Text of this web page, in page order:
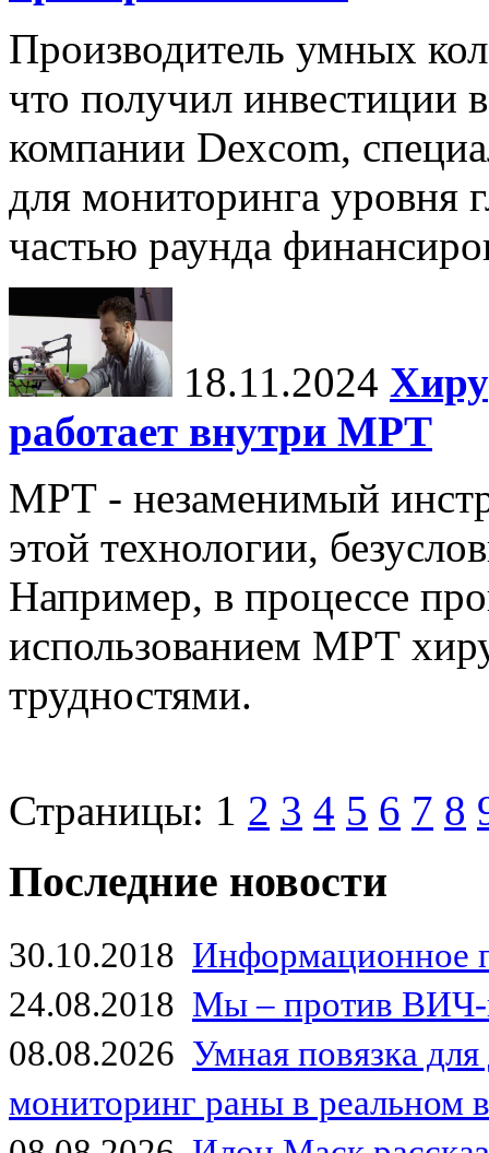
Производитель умных
что получил инвестиции
компании Dexcom,
для мониторинга уровня
частью раунда
18.11.2024
работает внутри МРТ
МРТ - незаменимый
этой технологии,
Например, в процессе
использованием МРТ
трудностями.
Страницы: 1 2 3 4 5 6 7 8
Последние новости
30.10.2018 Информационное
24.08.2018 Мы – против
08.08.2026 Умная повязка
мониторинг раны в реальном